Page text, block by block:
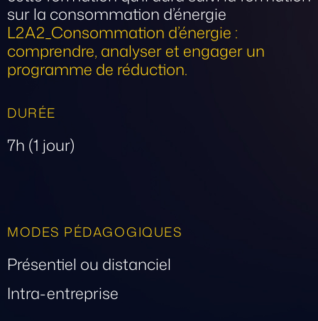
sur la consommation d’énergie
L2A2_Consommation d’énergie :
comprendre, analyser et engager un
programme de réduction.
DURÉE
7h (1 jour)
MODES PÉDAGOGIQUES
Présentiel ou distanciel
Intra-entreprise